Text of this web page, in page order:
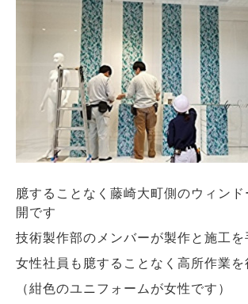
臆することなく藤崎大町側のウィン
開です
技術製作部のメンバーが製作と施工
女性社員も臆することなく高所作業を
（紺色のユニフォームが女性です）